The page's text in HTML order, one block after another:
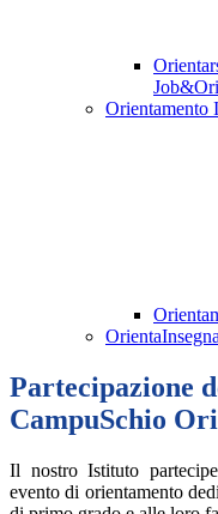
Orientamento
Partecipazione
CampuSchio
Il nostro Istituto
evento di orientamento